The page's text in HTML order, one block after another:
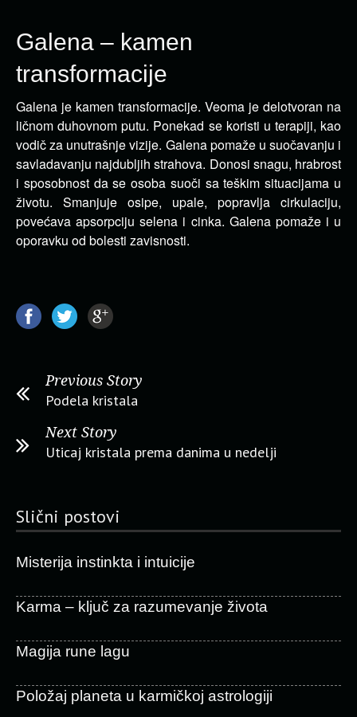
Galena – kamen
transformacije
Galena je kamen transformacije. Veoma je delotvoran na
ličnom duhovnom putu. Ponekad se koristi u terapiji, kao
vodič za unutrašnje vizije. Galena pomaže u suočavanju i
savladavanju najdubljih strahova. Donosi snagu, hrabrost
i sposobnost da se osoba suoči sa teškim situacijama u
životu. Smanjuje osipe, upale, popravlja cirkulaciju,
povećava apsorpciju selena i cinka. Galena pomaže i u
oporavku od bolesti zavisnosti.
Previous Story
Podela kristala
Next Story
Uticaj kristala prema danima u nedelji
Slični postovi
Misterija instinkta i intuicije
Karma – ključ za razumevanje života
Magija rune lagu
Položaj planeta u karmičkoj astrologiji